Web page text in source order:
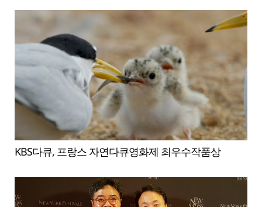
KBS다큐, 프랑스 자연다큐영화제 최우수작품상